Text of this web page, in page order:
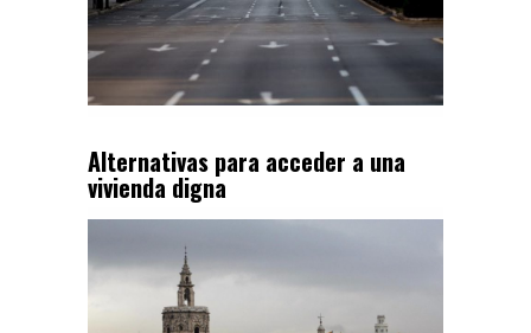
Alternativas para acceder a una
vivienda digna